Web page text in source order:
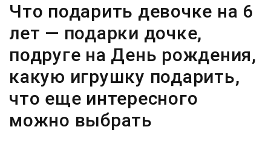
Что подарить девочке на 6
лет — подарки дочке,
подруге на День рождения,
какую игрушку подарить,
что еще интересного
можно выбрать